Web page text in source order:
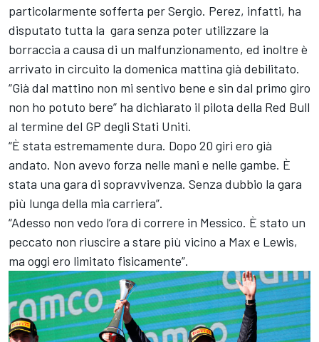
particolarmente sofferta per Sergio. Perez, infatti, ha
disputato tutta la gara senza poter utilizzare la
borraccia a causa di un malfunzionamento, ed inoltre è
arrivato in circuito la domenica mattina già debilitato.
“Già dal mattino non mi sentivo bene e sin dal primo giro
non ho potuto bere” ha dichiarato il pilota della Red Bull
al termine del GP degli Stati Uniti.
“È stata estremamente dura. Dopo 20 giri ero già
andato. Non avevo forza nelle mani e nelle gambe. È
stata una gara di sopravvivenza. Senza dubbio la gara
più lunga della mia carriera”.
“Adesso non vedo l’ora di correre in Messico. È stato un
peccato non riuscire a stare più vicino a Max e Lewis,
ma oggi ero limitato fisicamente”.